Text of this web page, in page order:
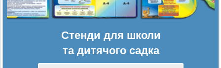
Стенди для школи
та дитячого садка